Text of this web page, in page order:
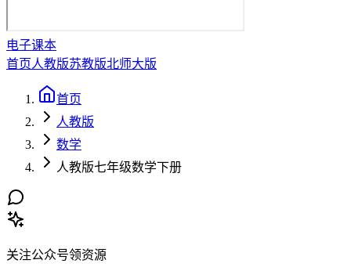
电子课本
首页人教版苏教版北师大版
首页
人教版
数学
人教版七年级数学下册
关注公众号领资源